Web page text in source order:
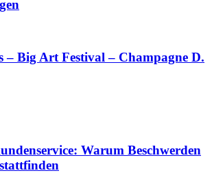
– Big Art Festival – Champagne D.
Warum Beschwerden